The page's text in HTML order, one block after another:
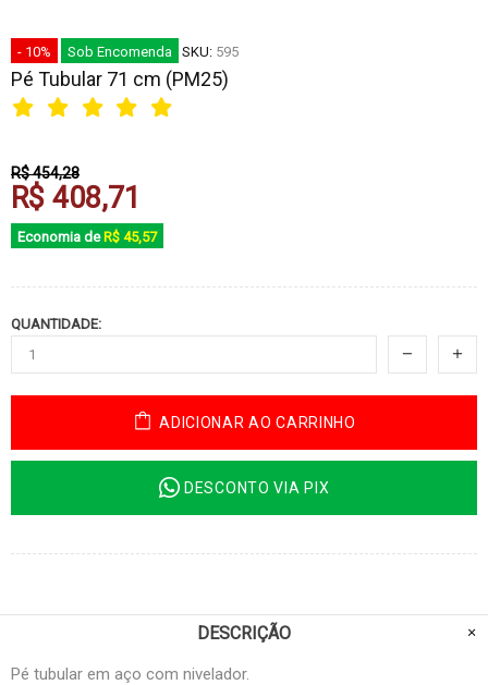
- 10% Sob Encomenda SKU: 595
Pé Tubular 71 cm (PM25)
R$ 454,28
R$ 408,71
Economia de R$ 45,57
QUANTIDADE:
ADICIONAR AO CARRINHO
DESCONTO VIA PIX
DESCRIÇÃO
Pé tubular em aço com nivelador.